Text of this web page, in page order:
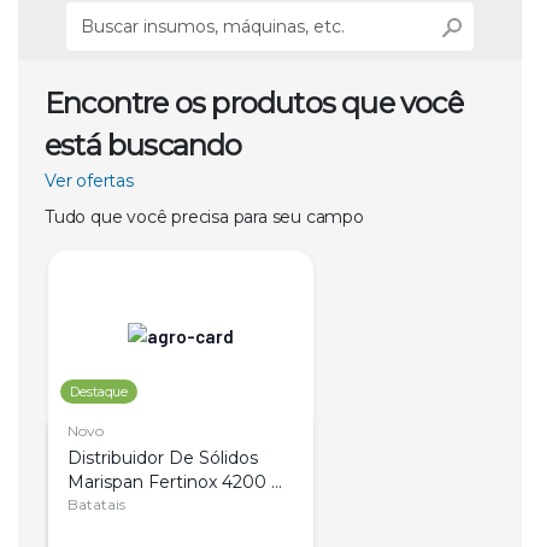
Encontre os produtos que você
está buscando
Ver ofertas
Tudo que você precisa para seu campo
Destaque
Novo
Distribuidor De Sólidos
Marispan Fertinox 4200
Citrus
Batatais